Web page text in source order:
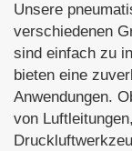
Unsere
verschiedenen
sind einfach zu
bieten eine
Anwendungen.
von